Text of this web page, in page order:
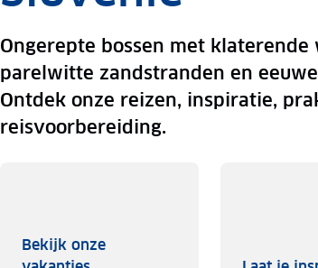
Ongerepte bossen met
parelwitte zandstranden en
Ontdek onze reizen, inspiratie,
reisvoorbereiding.
Bekijk onze